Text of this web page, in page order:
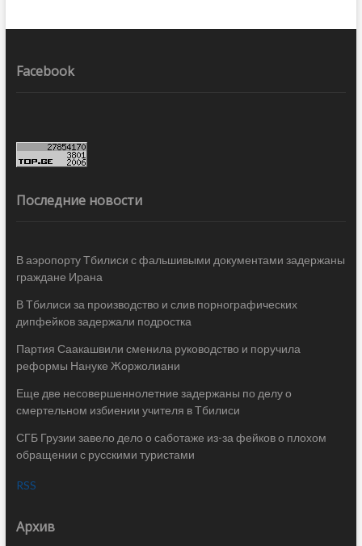
Facebook
Последние новости
В аэропорту Тбилиси с фальшивыми документами задержаны
граждане Ирана
В Тбилиси за производство и слив порнографических
дипфейков задержали подростка
Партия Саакашвили сменила руководство и поручила
реформы Нануке Жоржолиани
Еще две несовершеннолетние задержаны по делу о
смертельном избиении учителя в Тбилиси
СГБ Грузии завело дело о саботаже из-за фейков о плохом
обращении с русскими туристами
RSS
Архив